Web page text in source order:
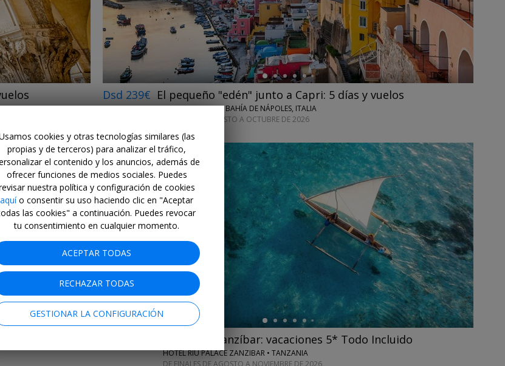
Dsd 239€ El pequeño "edén" junto a Capri: 5 días y vuelos
LASTMINUTE.COM • BAHÍA DE NÁPOLES, ITALIA
DE FINALES DE AGOSTO A OCTUBRE DE 2026
vuelos Playas de Zanzíbar: vacaciones 5* Todo Incluido
HOTEL RIU PALACE ZANZIBAR • TANZANIA
DE FINALES DE AGOSTO A NOVIEMBRE DE 2026
cookies y otras tecnologías similares (las
propias y de terceros) para analizar el tráfico,
el contenido y los anuncios, además de
ofrecer funciones de medios sociales. Puedes
nuestra política y configuración de cookies
aquío consentir su uso haciendo clic en "Aceptar
las cookies" a continuación. Puedes revocar
tu consentimiento en cualquier momento.
ACEPTAR TODAS
RECHAZAR TODAS
GESTIONAR LA CONFIGURACIÓN